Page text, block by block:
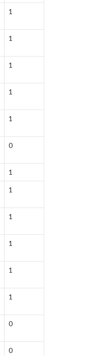
1
1
1
1
1
0
1
1
1
1
1
1
0
0